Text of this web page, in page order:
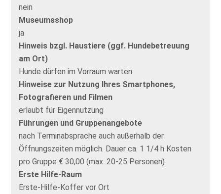
nein
Museumsshop
ja
Hinweis bzgl. Haustiere (ggf. Hundebetreuung
am Ort)
Hunde dürfen im Vorraum warten
Hinweise zur Nutzung Ihres Smartphones,
Fotografieren und Filmen
erlaubt für Eigennutzung
Führungen und Gruppenangebote
nach Terminabsprache auch außerhalb der
Öffnungszeiten möglich. Dauer ca. 1 1/4 h Kosten
pro Gruppe € 30,00 (max. 20-25 Personen)
Erste Hilfe-Raum
Erste-Hilfe-Koffer vor Ort